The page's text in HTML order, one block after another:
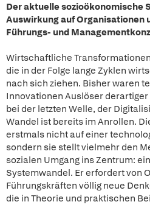
Der aktuelle sozioökonomische
Auswirkung auf Organisationen
Führungs- und
Wirtschaftliche
die in der Folge lange Zyklen
nach sich ziehen. Bisher waren
Innovationen Auslöser
bei der letzten Welle, der
Wandel ist bereits im Anrollen.
erstmals nicht auf einer
sondern sie stellt vielmehr den
sozialen Umgang ins Zentrum:
Systemwandel. Er erfordert von
Führungskräften völlig neue
die in Theorie und praktischen